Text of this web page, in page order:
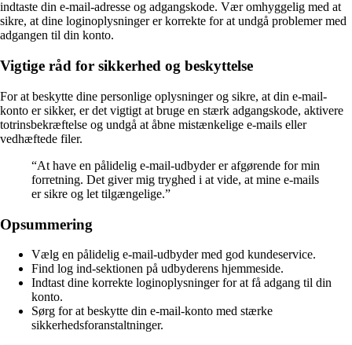
indtaste din e-mail-adresse og adgangskode. Vær omhyggelig med at
sikre, at dine loginoplysninger er korrekte for at undgå problemer med
adgangen til din konto.
Vigtige råd for sikkerhed og beskyttelse
For at beskytte dine personlige oplysninger og sikre, at din e-mail-
konto er sikker, er det vigtigt at bruge en stærk adgangskode, aktivere
totrinsbekræftelse og undgå at åbne mistænkelige e-mails eller
vedhæftede filer.
“At have en pålidelig e-mail-udbyder er afgørende for min
forretning. Det giver mig tryghed i at vide, at mine e-mails
er sikre og let tilgængelige.”
Opsummering
Vælg en pålidelig e-mail-udbyder med god kundeservice.
Find log ind-sektionen på udbyderens hjemmeside.
Indtast dine korrekte loginoplysninger for at få adgang til din
konto.
Sørg for at beskytte din e-mail-konto med stærke
sikkerhedsforanstaltninger.